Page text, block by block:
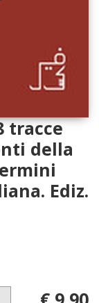
tracce
della
Ediz.